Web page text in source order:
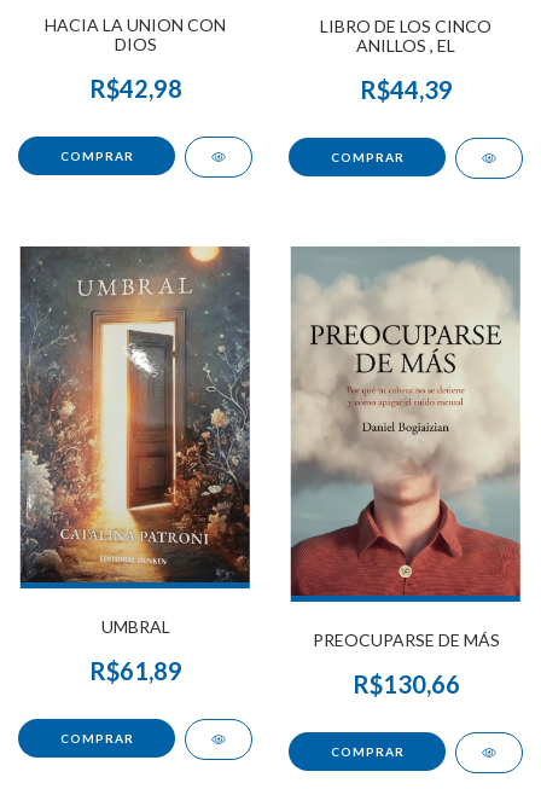
HACIA LA UNION CON
DIOS
R$42,98
LIBRO DE LOS CINCO
ANILLOS , EL
R$44,39
UMBRAL
R$61,89
PREOCUPARSE DE MÁS
R$130,66